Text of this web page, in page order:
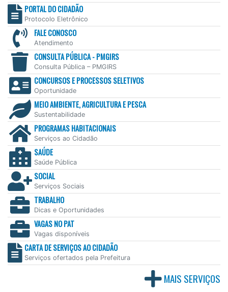
PORTAL DO CIDADÃO
Protocolo Eletrônico
FALE CONOSCO
Atendimento
CONSULTA PÚBLICA - PMGIRS
Consulta Pública – PMGIRS
CONCURSOS E PROCESSOS SELETIVOS
Oportunidade
MEIO AMBIENTE, AGRICULTURA E PESCA
Sustentabilidade
PROGRAMAS HABITACIONAIS
Serviços ao Cidadão
SAÚDE
Saúde Pública
SOCIAL
Serviços Sociais
TRABALHO
Dicas e Oportunidades
VAGAS NO PAT
Vagas disponíveis
CARTA DE SERVIÇOS AO CIDADÃO
Serviços ofertados pela Prefeitura
MAIS SERVIÇOS